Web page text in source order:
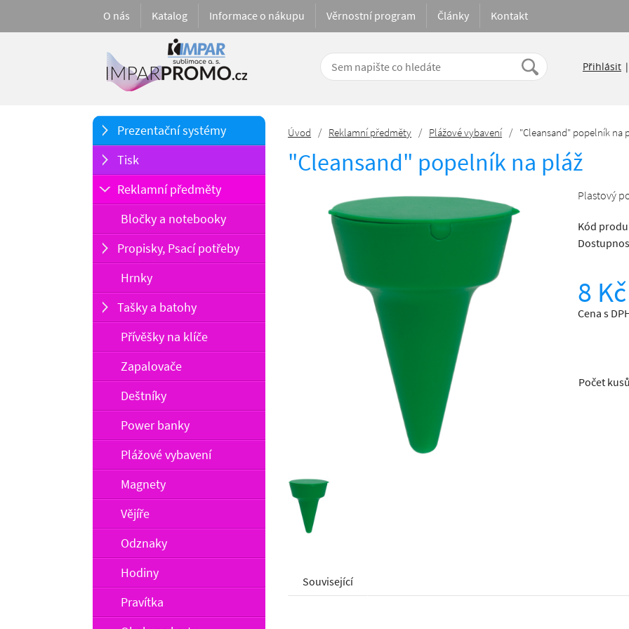
Přihlásit |
O nás Katalog Informace o nákupu Věrnostní program Články Kontakt
Prezentační systémy
Tisk
Reklamní předměty
Bločky a notebooky
Propisky, Psací potřeby
Hrnky
Tašky a batohy
Přívěšky na klíče
Zapalovače
Deštníky
Power banky
Plážové vybavení
Magnety
Vějíře
Odznaky
Hodiny
Pravítka
Úvod / Reklamní předměty / Plážové vybavení / "Cleansand" popelník na
"Cleansand" popelník na pláž
Plastový
Kód
8 Kč
Cena s
Počet kusů
Související